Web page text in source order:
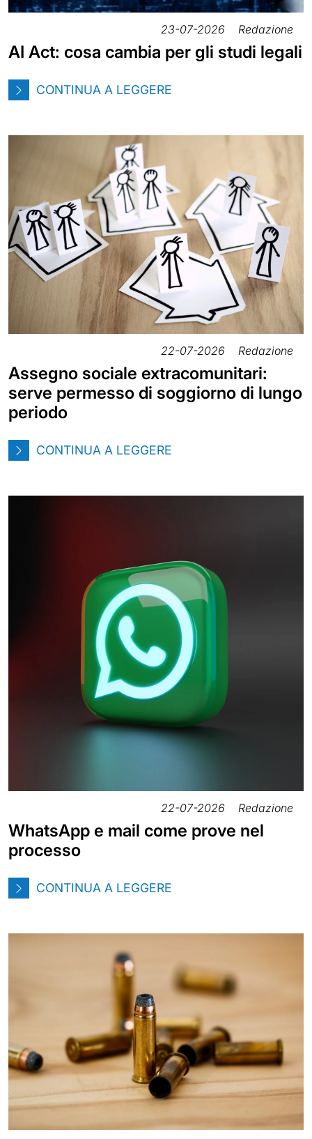
23-07-2026 Redazione
AI Act: cosa cambia per gli studi legali
CONTINUA A LEGGERE
22-07-2026 Redazione
Assegno sociale extracomunitari:
serve permesso di soggiorno di lungo
periodo
CONTINUA A LEGGERE
22-07-2026 Redazione
WhatsApp e mail come prove nel
processo
CONTINUA A LEGGERE